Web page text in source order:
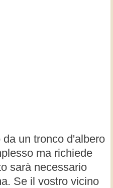
un tronco d'albero
ma richiede
sarà necessario
Se il vostro vicino